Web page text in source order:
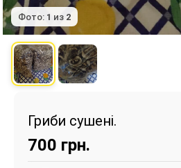
Фото: 1 из 2
Гриби сушені.
700 грн.